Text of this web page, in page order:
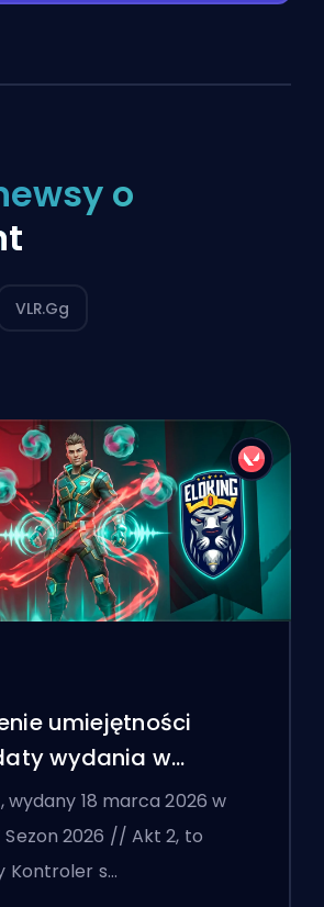
o
VLR.gg
umiejętności
wydania w
wydany 18 marca 2026 w
Sezon 2026 // Akt 2, to
Kontroler s…